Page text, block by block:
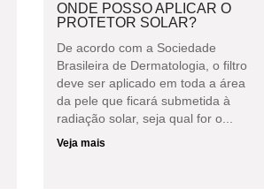
ONDE POSSO APLICAR O
PROTETOR SOLAR?
De acordo com a Sociedade
Brasileira de Dermatologia, o filtro
deve ser aplicado em toda a área
da pele que ficará submetida à
radiação solar, seja qual for o...
Veja mais